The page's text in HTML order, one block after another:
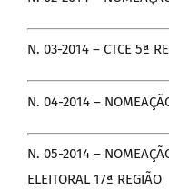
LEGISLAÇÃO
N. 03-2014 – CTCE 5ª
N. 04-2014 –
N. 05-2014 –
ELEITORAL 17ª REGIÃO